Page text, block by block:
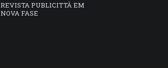
REVISTA PUBLICITTÀ EM
NOVA FASE